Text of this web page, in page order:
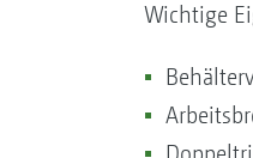
Wichtige